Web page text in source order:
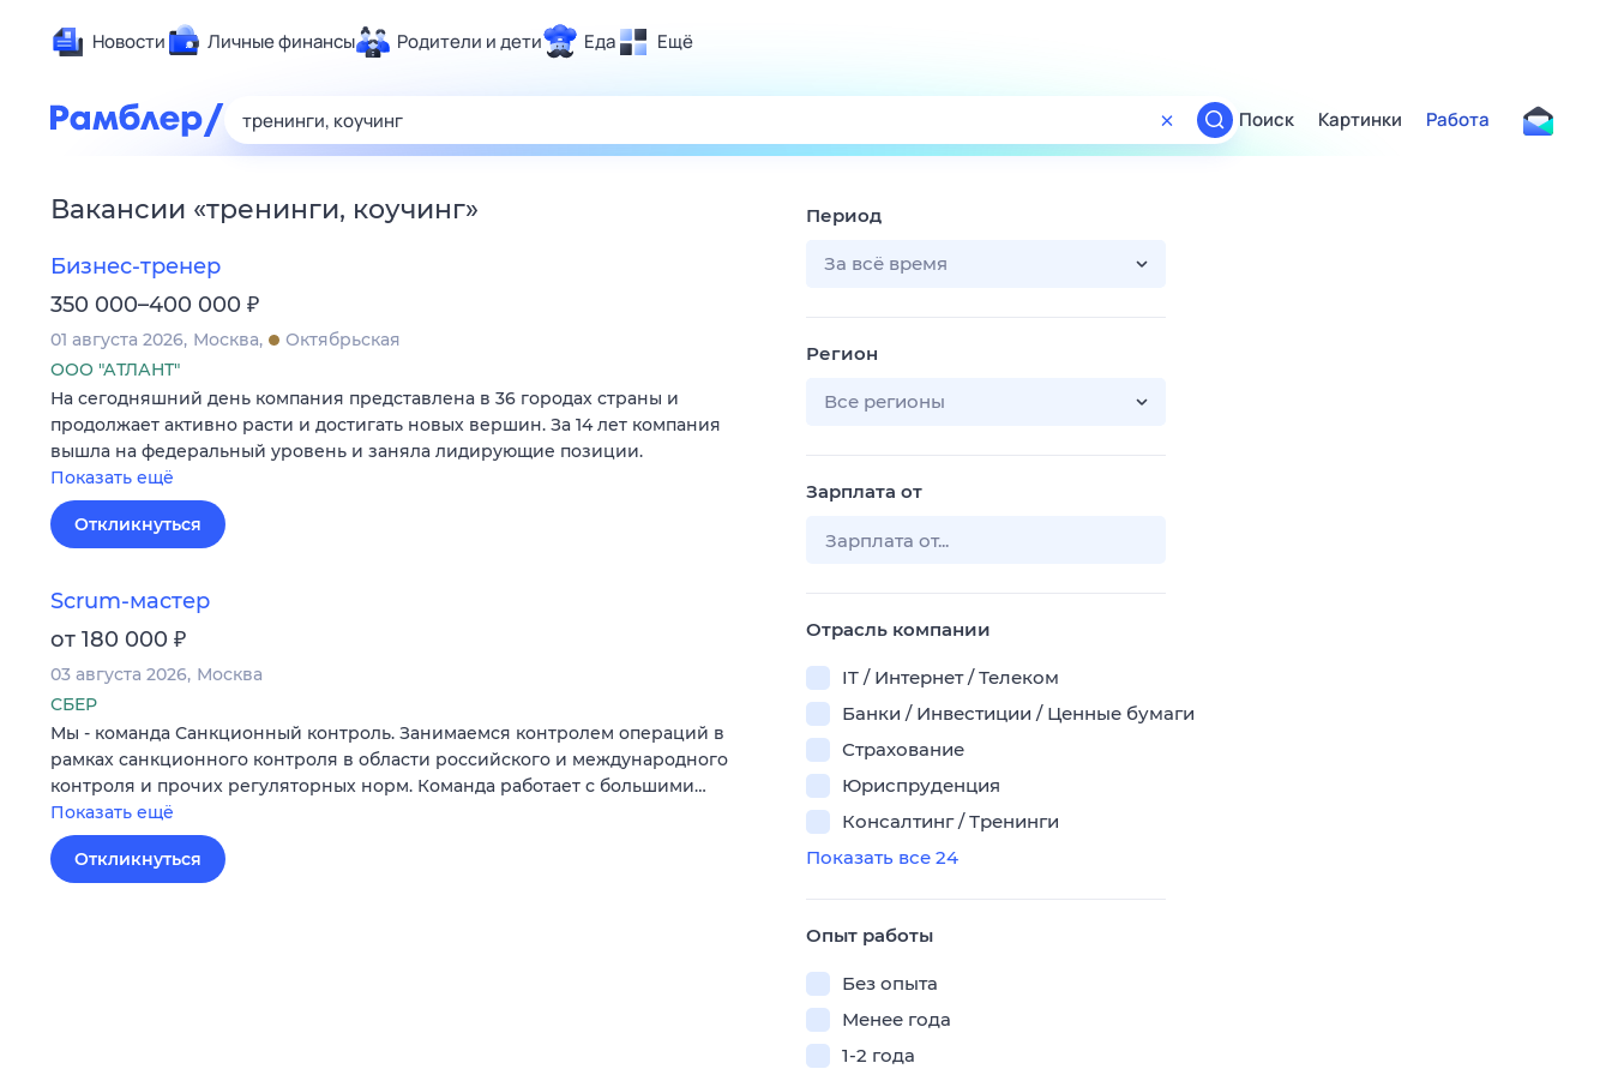
Новости Личные финансы Родители и дети Еда Ещё
Развлечения и отдых
Спорт
Сберегаем вместе
Гороскопы
Поиск
ТВ-программа
Поиск Картинки Работа
Вакансии «тренинги, коучинг»
Бизнес-тренер
350 000–400 000 ₽
01 августа 2026 Москва
Октябрьская
ООО "АТЛАНТ"
На сегодняшний день компания представлена в 36 городах страны и
продолжает активно расти и достигать новых вершин. За 14 лет компания
вышла на федеральный уровень и заняла лидирующие позиции.
Показать ещё
Откликнуться
Scrum-мастер
от 180 000 ₽
03 августа 2026 Москва
СБЕР
Мы - команда Санкционный контроль. Занимаемся контролем операций в
рамках санкционного контроля в области российского и международного
контроля и прочих регуляторных норм. Команда работает с большими…
Показать ещё
Откликнуться
Период
За всё время
Регион
Все регионы
Зарплата от
Отрасль компании
IT / Интернет / Телеком
Банки / Инвестиции / Ценные бумаги
Страхование
Юриспруденция
Консалтинг / Тренинги
Показать все 24
Опыт работы
Без опыта
Менее года
1-2 года